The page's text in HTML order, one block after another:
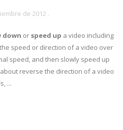
de 2012 .
down or speed up a video including
speed or direction of a video over
speed, and then slowly speed up
reverse the direction of a video
...